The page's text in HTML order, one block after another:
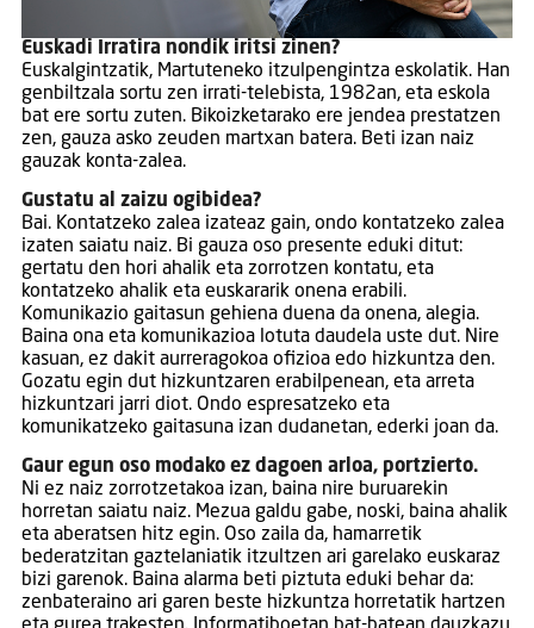
Euskadi Irratira nondik iritsi zinen?
Euskalgintzatik, Martuteneko itzulpengintza eskolatik. Han
genbiltzala sortu zen irrati-telebista, 1982an, eta eskola
bat ere sortu zuten. Bikoizketarako ere jendea prestatzen
zen, gauza asko zeuden martxan batera. Beti izan naiz
gauzak konta-zalea.
Gustatu al zaizu ogibidea?
Bai. Kontatzeko zalea izateaz gain, ondo kontatzeko zalea
izaten saiatu naiz. Bi gauza oso presente eduki ditut:
gertatu den hori ahalik eta zorrotzen kontatu, eta
kontatzeko ahalik eta euskararik onena erabili.
Komunikazio gaitasun gehiena duena da onena, alegia.
Baina ona eta komunikazioa lotuta daudela uste dut. Nire
kasuan, ez dakit aurreragokoa ofizioa edo hizkuntza den.
Gozatu egin dut hizkuntzaren erabilpenean, eta arreta
hizkuntzari jarri diot. Ondo espresatzeko eta
komunikatzeko gaitasuna izan dudanetan, ederki joan da.
Gaur egun oso modako ez dagoen arloa, portzierto.
Ni ez naiz zorrotzetakoa izan, baina nire buruarekin
horretan saiatu naiz. Mezua galdu gabe, noski, baina ahalik
eta aberatsen hitz egin. Oso zaila da, hamarretik
bederatzitan gaztelaniatik itzultzen ari garelako euskaraz
bizi garenok. Baina alarma beti piztuta eduki behar da:
zenbateraino ari garen beste hizkuntza horretatik hartzen